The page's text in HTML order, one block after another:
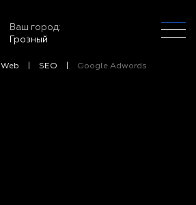
Ваш город:
Грозный
Web SEO Google Adwords